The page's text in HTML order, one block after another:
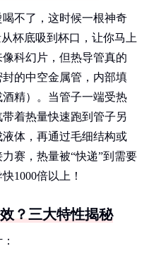
不了，这时候一根神奇
杯底吸到杯口，让你马上
科幻片，但热导管真的
的中空金属管，内部填
精）。当管子一端受热
着热量快速跑到管子另
体，再通过毛细结构或
赛，热量被“快递”到需要
1000倍以上！
？三大特性揭秘